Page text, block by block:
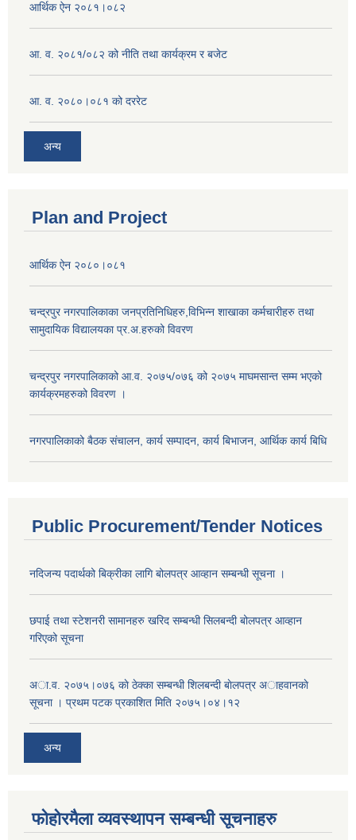
आर्थिक ऐन २०८१।०८२
आ. व. २०८१/०८२ को नीति तथा कार्यक्रम र बजेट
आ. व. २०८०।०८१ को दररेट
अन्य
Plan and Project
आर्थिक ऐन २०८०।०८१
चन्द्रपुर नगरपालिकाका जनप्रतिनिधिहरु,विभिन्न शाखाका कर्मचारीहरु तथा
सामुदायिक विद्यालयका प्र.अ.हरुको विवरण
चन्द्रपुर नगरपालिकाको आ.व. २०७५/०७६ को २०७५ माघमसान्त सम्म भएको
कार्यक्रमहरुको विवरण ।
नगरपालिकाको बैठक संचालन, कार्य सम्पादन, कार्य बिभाजन, आर्थिक कार्य बिधि
Public Procurement/Tender Notices
नदिजन्य पदार्थको बिक्रीका लागि बोलपत्र आव्हान सम्बन्धी सूचना ।
छपाई तथा स्टेशनरी सामानहरु खरिद सम्बन्धी सिलबन्दी बोलपत्र आव्हान
गरिएको सूचना
अा.व. २०७५।०७६ काे ठेक्का सम्बन्धी शिलबन्दी बाेलपत्र अाहवानकाे
सूचना । प्रथम पटक प्रकाशित मिति २०७५।०४।१२
अन्य
फोहोरमैला व्यवस्थापन सम्बन्धी सूचनाहरु